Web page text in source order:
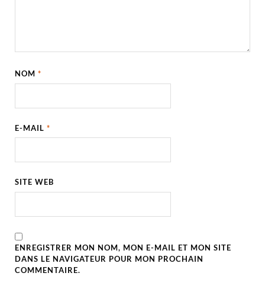
NOM*
E-MAIL*
SITE WEB
ENREGISTRER MON NOM, MON E-MAIL ET MON SITE
DANS LE NAVIGATEUR POUR MON PROCHAIN
COMMENTAIRE.